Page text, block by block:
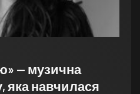
— музична
яка навчилася